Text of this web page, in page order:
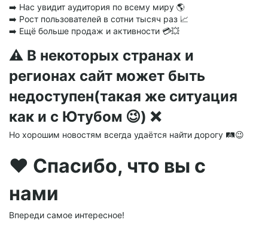
➡️ Нас увидит аудитория по всему миру 🌎
➡️ Рост пользователей в сотни тысяч раз 📈
➡️ Ещё больше продаж и активности 💳💥
⚠️ В некоторых странах и
регионах сайт может быть
недоступен(такая же ситуация
как и с Ютубом 😉) ❌
Но хорошим новостям всегда удаётся найти дорогу 🛤️😉
❤️ Спасибо, что вы с
нами
Впереди самое интересное!